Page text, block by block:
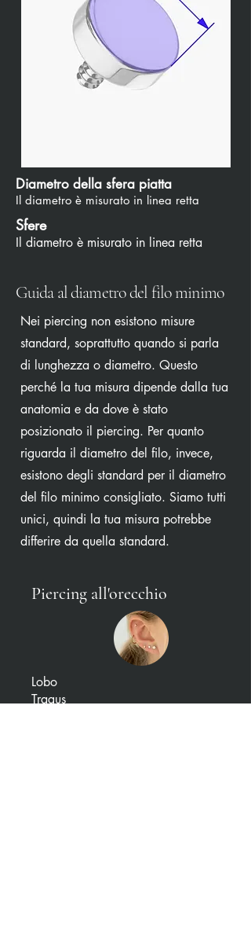
Diametro della sfera piatta
Il diametro è misurato in linea retta
Sfere
Il diametro è misurato in linea retta
Guida al diametro del filo minimo
Nei piercing non esistono misure
standard, soprattutto quando si parla
di lunghezza o diametro. Questo
perché la tua misura dipende dalla tua
anatomia e da dove è stato
posizionato il piercing. Per quanto
riguarda il diametro del filo, invece,
esistono degli standard per il diametro
del filo minimo consigliato. Siamo tutti
unici, quindi la tua misura potrebbe
differire da quella standard.
Piercing all'orecchio
Lobo
Tragus